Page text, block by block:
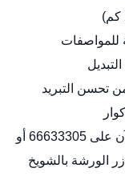
للمواصفات
تحسن التبريد
اتصل بفريق شركة سلامة المتحدة الآن على 66633305 أو
زر الورشة بالشويخ